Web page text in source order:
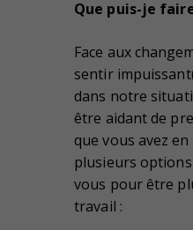
Que puis-je
Face aux
sentir
dans notre
être aidant de
que vous avez
plusieurs
vous pour être
travail :